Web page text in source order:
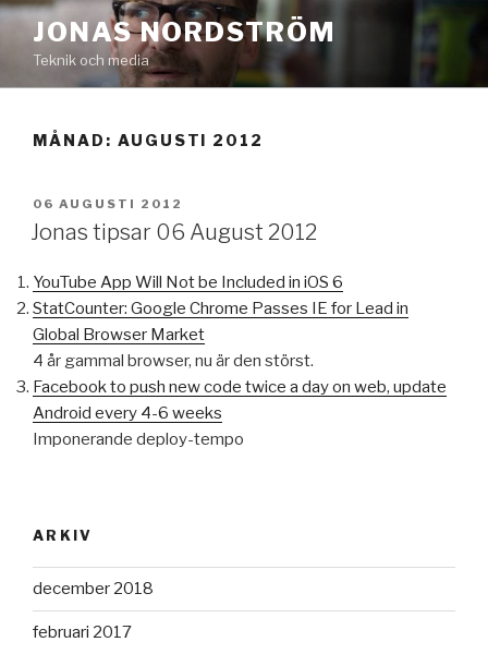
Hoppa
innehåll
JONAS NORDSTRÖM
Teknik och media
MÅNAD: AUGUSTI 2012
PUBLICERAT
06 AUGUSTI 2012
Jonas tipsar 06 August 2012
YouTube App Will Not be Included in iOS 6
StatCounter: Google Chrome Passes IE for Lead in
Global Browser Market
4 år gammal browser, nu är den störst.
Facebook to push new code twice a day on web, update
Android every 4-6 weeks
Imponerande deploy-tempo
ARKIV
december 2018
februari 2017